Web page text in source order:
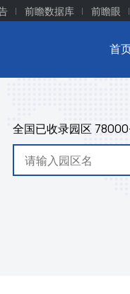
前瞻数据库 前瞻眼
首
全国已收录园区